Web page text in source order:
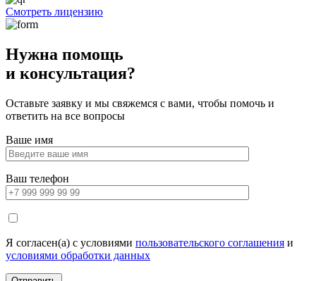
Смотреть лицензию
Нужна помощь
и консультация?
Оставьте заявку и мы свяжемся с вами, чтобы помочь и
ответить на все вопросы
Ваше имя
Ваш телефон
Я согласен(а) с условиями пользовательского соглашения и
условиями обработки данных